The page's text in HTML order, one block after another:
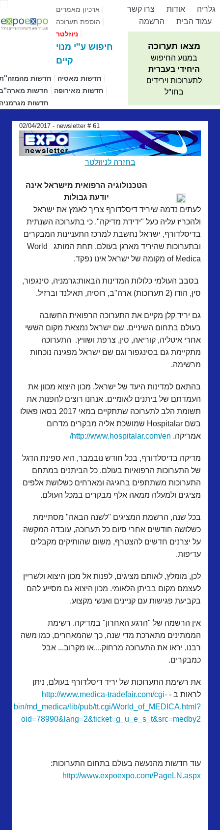
ארכיון מאמרים|
הוספת תערוכה
ניוזלטר
חיפוש ע"י מנוי
קיים
חדשות חדשות מאסיה
חדשות חדשות מאירופה
חדשות
צרו קשר אודות
גלריה
הרשמה
עמוד הבית
מצאו תערוכה
במנוע החיפוש
היחידי בעברית
לתערוכות וירידים
בחו"ל
02/04/2017 - newsletter # 61
בחזרה לניוזלטר
הטכנולוגיה הרפואית מישראל אינה
יודעת גבולות
לעתים נדמה שיריד דיסלדורף צריך לאמץ את ישראל
ולהכריז עליה כעל "ידידת מדיקה". כי בתערוכה השנתית
בדיסלדורף, ישראל נחשבת למרכז התעניינות המבקרים
ובתערוכות שהיריד מארגן בעולם, תחת המותג World
of Medica מקומה של ישראל אינו נפקד.
בסבב העולמי כלולות המדינות הבאות:גרמניה, סינגפור,
סין, הודו (2 תערוכות) ארה"ב, רוסיה, תאילנד וברזיל.
גם יריד קלן מקיים את התערוכה הרפואית החשובה
בעולם בתחום השיניים. שם ישראל נמצאת מקום הששי
אחרי איטליה, קוריאה, סין, צרפת ושוויץ. התערוכה
מתקיימת גם בסינגפור וגם שם ישראל מפגינה נוכחות
מרשימה.
בהתאם למדינות היעד של ישראל, מכון היצוא מכוון את
העמדתם של ביתנים לאומיים. אנחנו רוצים להפנות את
תשומת הלב לתערוכה שתתקיים במאי 2017 בסאו פאולו
בשם Hospitalar שמושכת אליה מבקרים מדרום
אמריקה. http://www.hospitalar.com/en/
מדיקה בדיסלדורף, בכל חודש נובמבר, היא ספינת הדגל
של התערוכות הרפואיות בעולם. כל הביתנים במתחם
התערוכות משתתפים בחגיגה ומארחים כשלושת אלפים
מציגים ולמעלה ממאה אלף מבקרים במכל העולם.
בכל שנה, הרשמת המציגים "לשנה הבאה" מסתיימת
כשלושה חודשים אחרי סיום כל תערוכה, עובדה המקשה
על יצרנים חדשים להצטרף, משום שהותיקים מקבלים
עדיפות.
לכן, מומלץ, לאותם מציגים, לפנות אל מכון היצוא ולשריין
לעצמם מקום בביתן הלאומי. מכון היצוא גם מסייע להם
בקביעת פגישות עם קניינים ואנשי מקצוע.
אין הרשמה של "הרגע האחרון" במדיקה. רשימת
הממתינים מתארכת מדי שנה, כך שהמאחרים, כמו משה
רבנו, יראו את התערוכה מרחוק....או מקרוב... אבל
כמבקרים.
את רשימת התערוכות של יריד דיסלדורף בעולם, ניתן
לראות ב - http://www.medica-tradefair.com/cgi-
bin/md_medica/lib/pub/tt.cgi/World_of_MEDICA.html?
oid=78990&lang=2&ticket=g_u_e_s_t&src=medby2
עוד חדשות מהנעשה בעולם בתחום התערוכות:
http://www.expoexpo.com/PageLN.aspx